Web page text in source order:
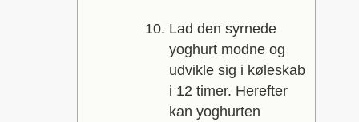
Lad den syrnede
yoghurt modne og
udvikle sig i køleskab
i 12 timer. Herefter
kan yoghurten